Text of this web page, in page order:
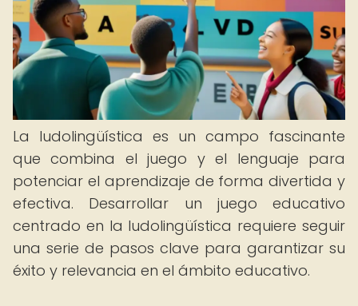
La ludolingüística es un campo fascinante
que combina el juego y el lenguaje para
potenciar el aprendizaje de forma divertida y
efectiva. Desarrollar un juego educativo
centrado en la ludolingüística requiere seguir
una serie de pasos clave para garantizar su
éxito y relevancia en el ámbito educativo.